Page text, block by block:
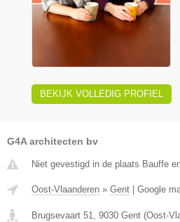
BEKIJK VOLLEDIG PROFIEL
G4A architecten bv
Niet gevestigd in de plaats Bauffe
Oost-Vlaanderen » Gent Google
Brugsevaart 51, 9030 Gent (Oost-